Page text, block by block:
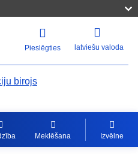
Pieslēgties latviešu valoda
birojs
Meklēšana Izvēlne